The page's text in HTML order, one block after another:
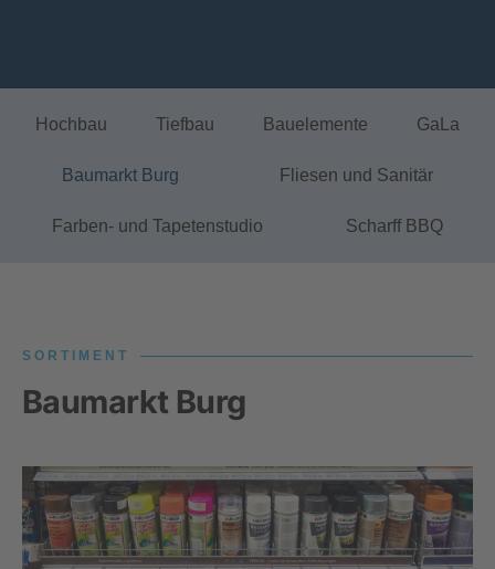
Hochbau Tiefbau Bauelemente GaLa
Baumarkt Burg Fliesen und Sanitär
Farben- und Tapetenstudio Scharff BBQ
SORTIMENT
Baumarkt Burg